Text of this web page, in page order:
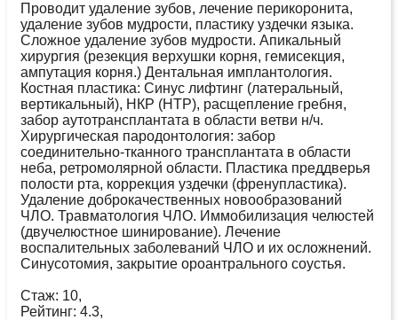
Проводит удаление зубов, лечение перикоронита,
удаление зубов мудрости, пластику уздечки языка.
Сложное удаление зубов мудрости. Апикальный
хирургия (резекция верхушки корня, гемисекция,
ампутация корня.) Дентальная имплантология.
Костная пластика: Синус лифтинг (латеральный,
вертикальный), НКР (НТР), расщепление гребня,
забор аутотрансплантата в области ветви н/ч.
Хирургическая пародонтология: забор
соединительно-тканного трансплантата в области
неба, ретромолярной области. Пластика преддверья
полости рта, коррекция уздечки (френупластика).
Удаление доброкачественных новообразований
ЧЛО. Травматология ЧЛО. Иммобилизация челюстей
(двучелюстное шинирование). Лечение
воспалительных заболеваний ЧЛО и их осложнений.
Синусотомия, закрытие ороантрального соустья.
Стаж: 10,
Рейтинг: 4.3,